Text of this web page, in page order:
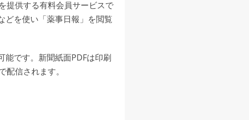
提供する有料会員サービスで
どを使い「薬事日報」を閲覧
です。新聞紙面PDFは印刷
信されます。